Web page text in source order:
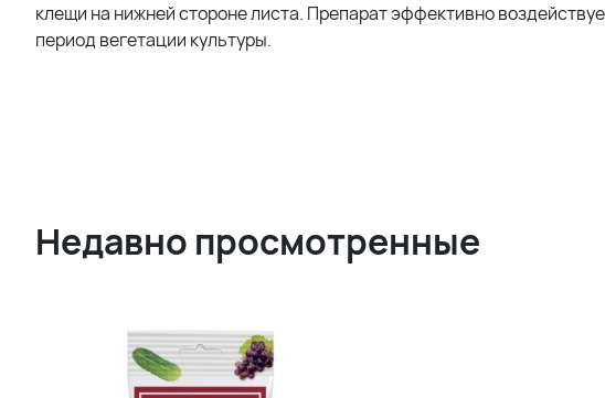
клещи на нижней стороне листа. Препарат эффективно
период вегетации культуры.
Недавно просмотренные